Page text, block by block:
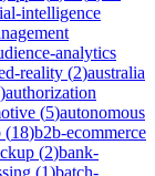
intelligence
analytics
reality (2)australia
)authorization
(5)autonomous
(18)b2b-ecommerce
(2)bank-
(1)batch-